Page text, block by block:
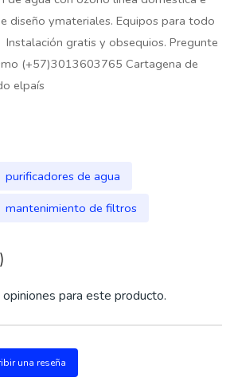
diseño ymateriales. Equipos para todo
gratis y obsequios. Pregunte
(+57)3013603765 Cartagena de
elpaís
purificadores de agua
mantenimiento de filtros
para este producto.
una reseña